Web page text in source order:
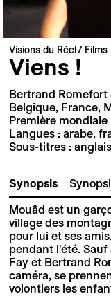
Visions du Réel Films
Viens !
Bertrand Romefort
Belgique, France,
Première mondiale
Langues : arabe,
Sous-titres :
Synopsis
Mouâd est un
village des
pour lui et ses
pendant l'été. Sauf
Fay et Bertrand
caméra, se
volontiers les